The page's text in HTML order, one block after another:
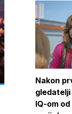
Nakon
gledatelji
IQ-om